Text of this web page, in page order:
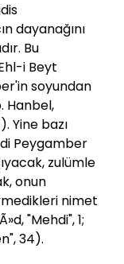
dayanağını
Bu
i Beyt
soyundan
Hanbel,
Yine bazı
Peygamber
zulümle
onun
nimet
"Mehdi", 1;
34).